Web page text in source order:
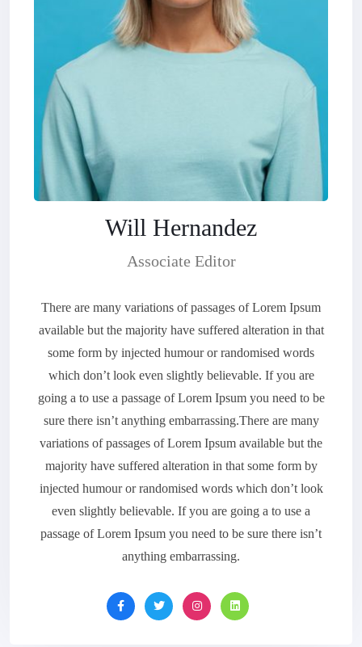
Will Hernandez
Associate Editor
There are many variations of passages of Lorem Ipsum
available but the majority have suffered alteration in that
some form by injected humour or randomised words
which don’t look even slightly believable. If you are
going a to use a passage of Lorem Ipsum you need to be
sure there isn’t anything embarrassing.There are many
variations of passages of Lorem Ipsum available but the
majority have suffered alteration in that some form by
injected humour or randomised words which don’t look
even slightly believable. If you are going a to use a
passage of Lorem Ipsum you need to be sure there isn’t
anything embarrassing.